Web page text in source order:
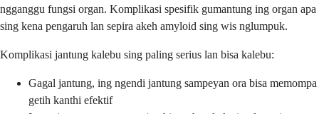
ngganggu fungsi organ. Komplikasi spesifik gumantung ing organ apa
sing kena pengaruh lan sepira akeh amyloid sing wis nglumpuk.
Komplikasi jantung kalebu sing paling serius lan bisa kalebu:
Gagal jantung, ing ngendi jantung sampeyan ora bisa memompa
getih kanthi efektif